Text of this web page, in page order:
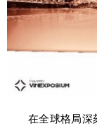
在全球格局深